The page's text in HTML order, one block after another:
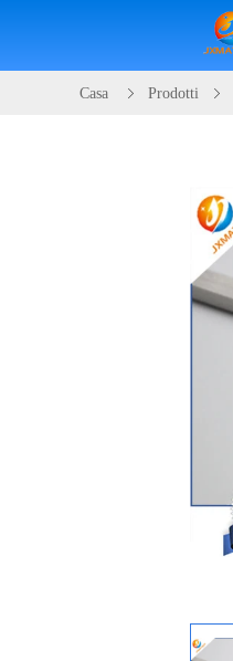
Casa Prodotti